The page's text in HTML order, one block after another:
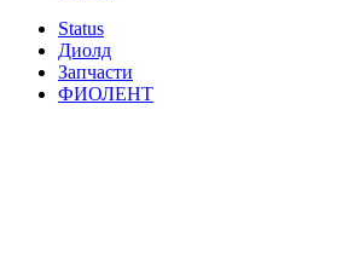
Status
Диолд
Запчасти
ФИОЛЕНТ